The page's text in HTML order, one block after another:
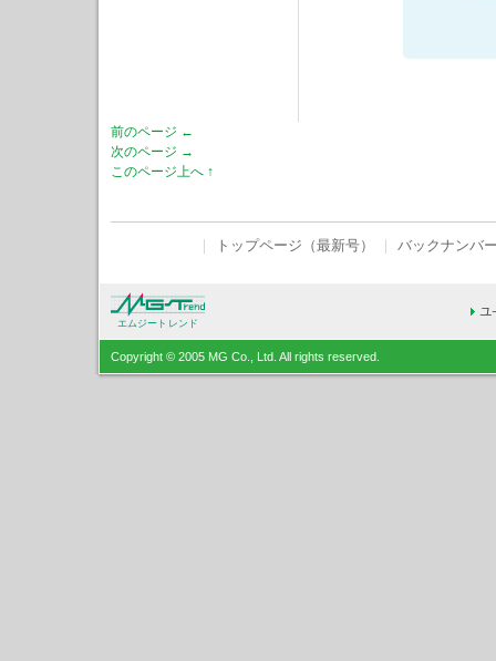
前のページ ←
次のページ →
このページ上へ ↑
トップページ（最新号） バックナンバ
エムジートレンド
Copyright © 2005 MG Co., Ltd. All rights reserved.